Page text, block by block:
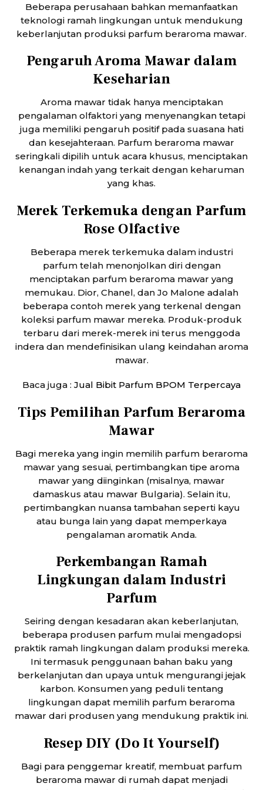
Beberapa perusahaan bahkan memanfaatkan
teknologi ramah lingkungan untuk mendukung
keberlanjutan produksi parfum beraroma mawar.
Pengaruh Aroma Mawar dalam
Keseharian
Aroma mawar tidak hanya menciptakan
pengalaman olfaktori yang menyenangkan tetapi
juga memiliki pengaruh positif pada suasana hati
dan kesejahteraan. Parfum beraroma mawar
seringkali dipilih untuk acara khusus, menciptakan
kenangan indah yang terkait dengan keharuman
yang khas.
Merek Terkemuka dengan Parfum
Rose Olfactive
Beberapa merek terkemuka dalam industri
parfum telah menonjolkan diri dengan
menciptakan parfum beraroma mawar yang
memukau. Dior, Chanel, dan Jo Malone adalah
beberapa contoh merek yang terkenal dengan
koleksi parfum mawar mereka. Produk-produk
terbaru dari merek-merek ini terus menggoda
indera dan mendefinisikan ulang keindahan aroma
mawar.
Baca juga : Jual Bibit Parfum BPOM Terpercaya
Tips Pemilihan Parfum Beraroma
Mawar
Bagi mereka yang ingin memilih parfum beraroma
mawar yang sesuai, pertimbangkan tipe aroma
mawar yang diinginkan (misalnya, mawar
damaskus atau mawar Bulgaria). Selain itu,
pertimbangkan nuansa tambahan seperti kayu
atau bunga lain yang dapat memperkaya
pengalaman aromatik Anda.
Perkembangan Ramah
Lingkungan dalam Industri
Parfum
Seiring dengan kesadaran akan keberlanjutan,
beberapa produsen parfum mulai mengadopsi
praktik ramah lingkungan dalam produksi mereka.
Ini termasuk penggunaan bahan baku yang
berkelanjutan dan upaya untuk mengurangi jejak
karbon. Konsumen yang peduli tentang
lingkungan dapat memilih parfum beraroma
mawar dari produsen yang mendukung praktik ini.
Resep DIY (Do It Yourself)
Bagi para penggemar kreatif, membuat parfum
beraroma mawar di rumah dapat menjadi